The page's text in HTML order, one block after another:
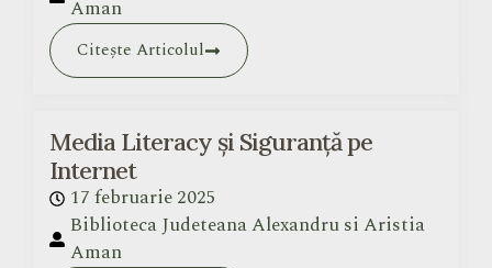
Aman
Citește Articolul
Media Literacy și Siguranță pe
Internet
17 februarie 2025
Biblioteca Judeteana Alexandru si Aristia
Aman